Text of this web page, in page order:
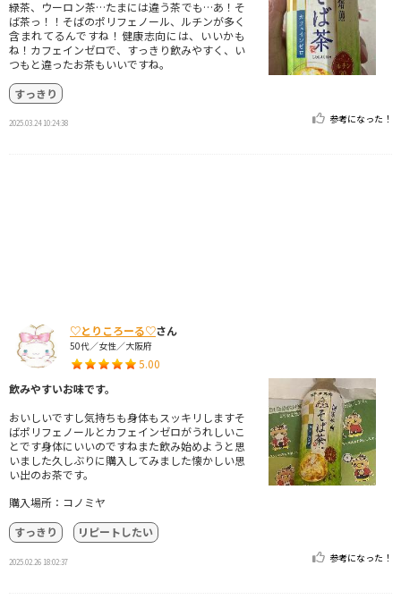
緑茶、ウーロン茶…たまには違う茶でも…あ！そ
ば茶っ！！そばのポリフェノール、ルチンが多く
含まれてるんですね！健康志向には、いいかも
ね！カフェインゼロで、すっきり飲みやすく、い
つもと違ったお茶もいいですね。
すっきり
2025.03.24 10:24:38 参考になった！
♡とりころーる♡さん
50代／女性／大阪府
5.00
飲みやすいお味です。
おいしいですし気持ちも身体もスッキリしますそ
ばポリフェノールとカフェインゼロがうれしいこ
とです身体にいいのですねまた飲み始めようと思
いました久しぶりに購入してみました懐かしい思
い出のお茶です。
購入場所：コノミヤ
すっきり
リピートしたい
2025.02.26 18:02:37 参考になった！